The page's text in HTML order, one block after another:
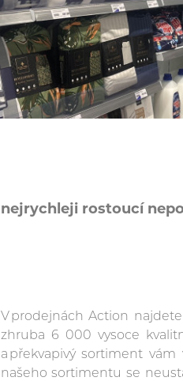
nejrychleji rostoucí
V prodejnách Action
zhruba 6 000 vysoce
a překvapivý sortiment
našeho sortimentu se